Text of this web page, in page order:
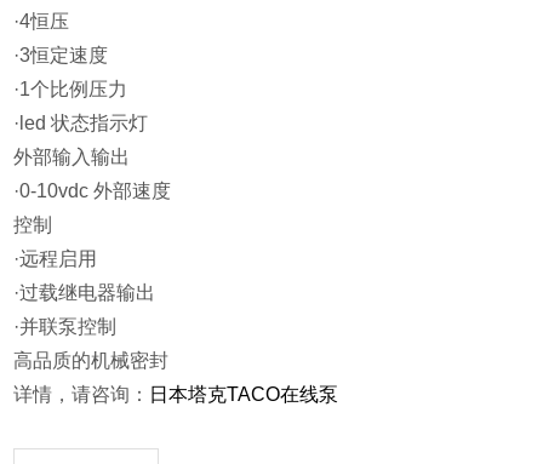
·4恒压
·3恒定速度
·1个比例压力
·led 状态指示灯
外部输入输出
·0-10vdc 外部速度
控制
·远程启用
·过载继电器输出
·并联泵控制
高品质的机械密封
详情，请咨询： 日本塔克TACO在线泵